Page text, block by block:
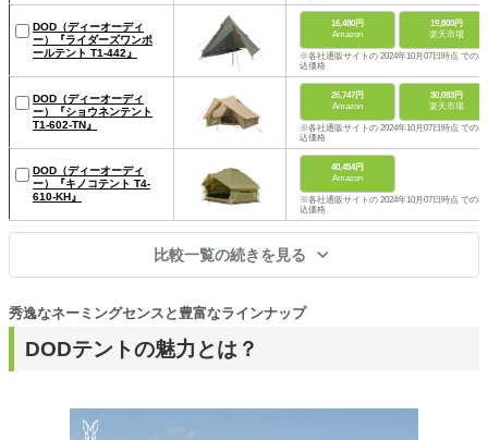
DOD（ディーオーディ
ー）『ライダーズワンポ
ールテント T1-442』
16,480円
Amazon
19,800円
楽天市場
※各社通販サイトの 2024年10月07日時点 での税
込価格
DOD（ディーオーディ
ー）『ショウネンテント
T1-602-TN』
26,747円
Amazon
30,083円
楽天市場
※各社通販サイトの 2024年10月07日時点 での税
込価格
DOD（ディーオーディ
ー）『キノコテント T4-
610-KH』
40,454円
Amazon
※各社通販サイトの 2024年10月07日時点 での税
込価格
比較一覧の続きを見る
DODテントの魅力とは？
秀逸なネーミングセンスと豊富なラインナップ